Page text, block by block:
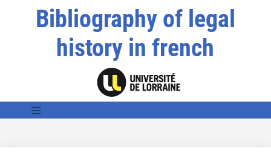
Bibliography of legal
history in french